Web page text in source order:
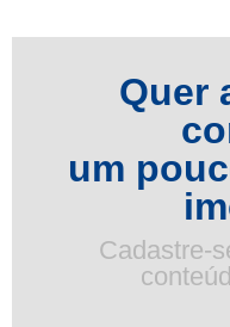
Quer
um
Cadastre-